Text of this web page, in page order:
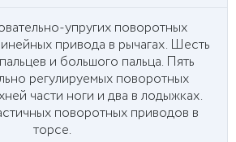
упругих поворотных
привода в рычагах. Шесть
и большого пальца. Пять
регулируемых поворотных
части ноги и два в лодыжках.
поворотных приводов в
торсе.